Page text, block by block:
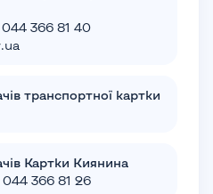
044 366 81 40
транспортної картки
Картки Киянина
044 366 81 26